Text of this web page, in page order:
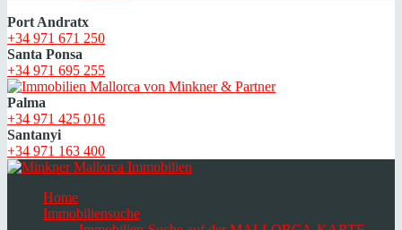
Port Andratx
+34 971 671 250
Santa Ponsa
+34 971 695 255
Palma
+34 971 425 016
Santanyi
+34 971 163 400
Home
Immobiliensuche